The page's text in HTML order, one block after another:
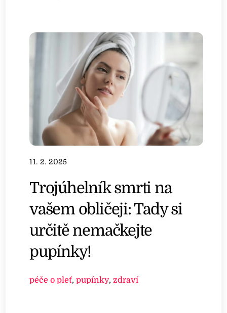
11. 2. 2025
Trojúhelník smrti na
vašem obličeji: Tady si
určitě nemačkejte
pupínky!
péče o pleť,pupínky,zdraví